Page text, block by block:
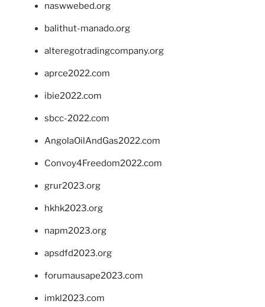
naswwebed.org
balithut-manado.org
alteregotradingcompany.org
aprce2022.com
ibie2022.com
sbcc-2022.com
AngolaOilAndGas2022.com
Convoy4Freedom2022.com
grur2023.org
hkhk2023.org
napm2023.org
apsdfd2023.org
forumausape2023.com
imkl2023.com